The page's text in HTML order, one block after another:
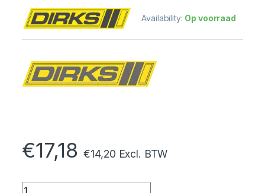
Availability: Op voorraad
€17,18 €14,20 Excl. BTW
Quantity